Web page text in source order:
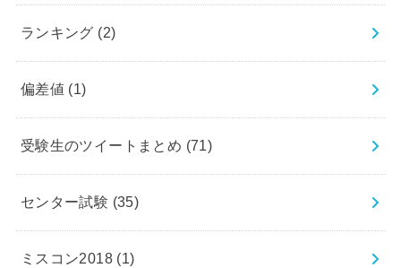
ランキング (2)
偏差値 (1)
受験生のツイートまとめ (71)
センター試験 (35)
ミスコン2018 (1)